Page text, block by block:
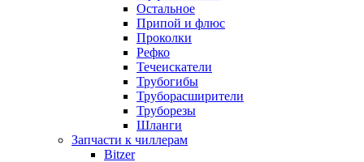
Остальное
Припой и флюс
Проколки
Рефко
Течеискатели
Трубогибы
Труборасширители
Труборезы
Шланги
Запчасти к чиллерам
Bitzer